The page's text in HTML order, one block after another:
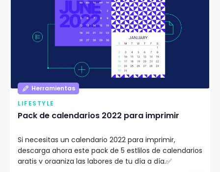
Herramientas
LIFESTYLE
Pack de calendarios 2022 para imprimir
Si necesitas un calendario 2022 para imprimir,
descarga ahora este pack de 5 estlilos de calendarios
gratis y organiza las labores de tu día a día.✅